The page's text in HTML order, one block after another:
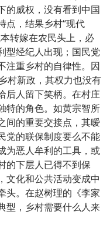
的威权，没有看到中国
点，结果乡村“现代
转嫁在农民头上，必
型经纪人出现；国民党
注重乡村的自律性。因
村新政，其权力也没有
后人留下笑柄。在村庄
特的角色。如黄宗智所
间的重要交接点，其暧
党的联保制度要么不能
为恶人牟利的工具，或
的下层人已得不到保
文化和公共活动变成中
头。在赵树理的《李家
型，乡村需要什么人来